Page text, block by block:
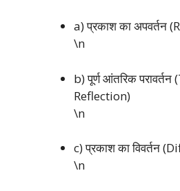
a) प्रकाश का अपवर्तन
\n
b) पूर्ण आंतरिक
Reflection)
\n
c) प्रकाश का विवर्तन
\n